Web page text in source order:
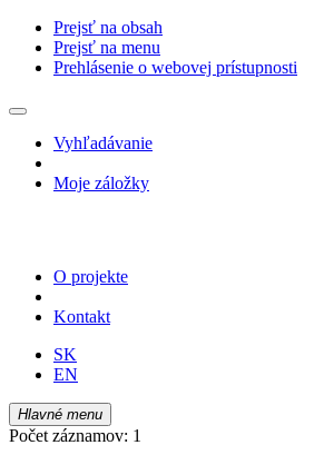
Prejsť na obsah
Prejsť na menu
Prehlásenie o webovej prístupnosti
Vyhľadávanie
Moje záložky
O projekte
Kontakt
SK
EN
Hlavné menu
Počet záznamov: 1